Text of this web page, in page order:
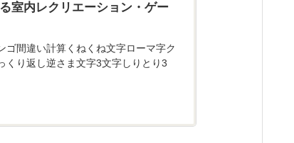
室内レクリエーション・ゲー
ゴ間違い計算くねくね文字ローマ字ク
くり返し逆さま文字3文字しりとり3